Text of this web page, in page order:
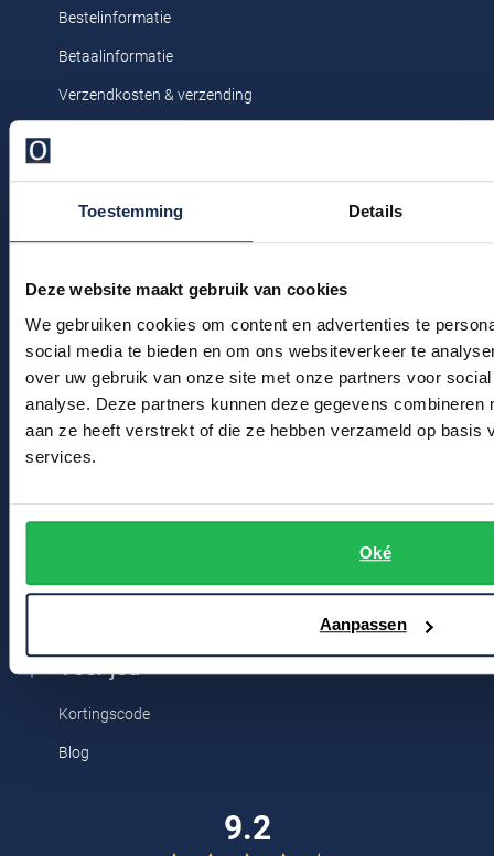
Toestemming Details
Deze website maakt gebruik van cookies
We gebruiken cookies om content en advertenties te
social media te bieden en om ons websiteverkeer te
over uw gebruik van onze site met onze partners voor
analyse. Deze partners kunnen deze gegevens combineren
aan ze heeft verstrekt of die ze hebben verzameld op basis
services.
Oké
Aanpassen
Profuomo
R2
Seidensticker
Tommy Hilfiger
Roy Robson
State of Art
Superdry
Tenson
UBR
William Lockie
Alle Merken
Bestelinformatie
Betaalinformatie
Verzendkosten & verzending
Veelgestelde vragen
Kledingonderhoud
Klantenservice
Actievoorwaarden
Winkel
Winkel & Openingstijden
2311 CX Leiden
Voor jou
Kortingscode
Blog
9.2